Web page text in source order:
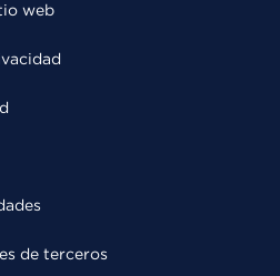
web
de terceros